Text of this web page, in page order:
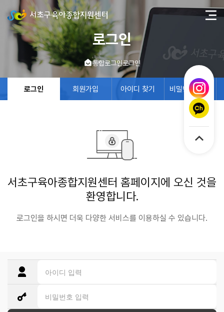
로그인
통합로그인로그인
로그인 회원가입 아이디 찾기 비밀번호 찾기
서초구육아종합지원센터 홈페이지에 오신 것을
환영합니다.
로그인을 하시면 더욱 다양한 서비스를 이용하실 수 있습니다.